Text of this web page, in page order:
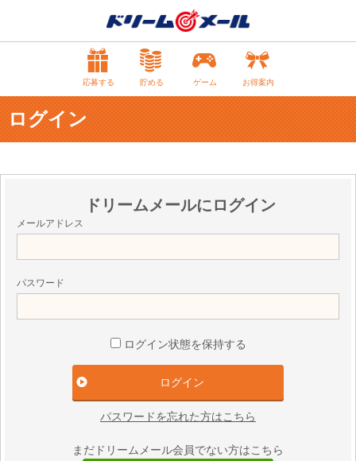
応募する 貯める ゲーム お得案内
ログイン
ドリームメールにログイン
メールアドレス
パスワード
ログイン状態を保持する
パスワードを忘れた方はこちら
まだドリームメール会員でない方はこちら